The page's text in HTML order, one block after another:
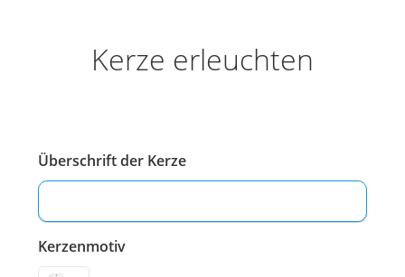
Kerze erleuchten
Überschrift der Kerze
Kerzenmotiv